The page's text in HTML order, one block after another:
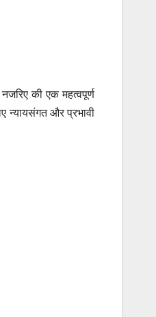
की एक महत्वपूर्ण
न्यायसंगत और प्रभावी